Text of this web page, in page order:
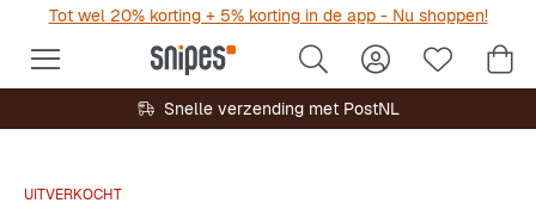
Tot wel 20% korting + 5% korting in de app - Nu shoppen!
Snelle verzending met PostNL
UITVERKOCHT